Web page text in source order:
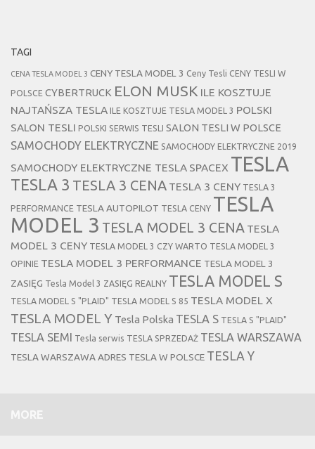
TAGI
CENA TESLA MODEL 3 CENY TESLA MODEL 3 Ceny Tesli CENY TESLI W
POLSCE CYBERTRUCK ELON MUSK ILE KOSZTUJE
NAJTAŃSZA TESLA ILE KOSZTUJE TESLA MODEL 3 POLSKI
SALON TESLI POLSKI SERWIS TESLI SALON TESLI W POLSCE
SAMOCHODY ELEKTRYCZNE SAMOCHODY ELEKTRYCZNE 2019
SAMOCHODY ELEKTRYCZNE TESLA SPACEX TESLA
TESLA 3 TESLA 3 CENA TESLA 3 CENY TESLA 3
PERFORMANCE TESLA AUTOPILOT TESLA CENY TESLA
MODEL 3 TESLA MODEL 3 CENA TESLA
MODEL 3 CENY TESLA MODEL 3 CZY WARTO TESLA MODEL 3
OPINIE TESLA MODEL 3 PERFORMANCE TESLA MODEL 3
ZASIĘG Tesla Model 3 ZASIĘG REALNY TESLA MODEL S
TESLA MODEL S "PLAID" TESLA MODEL S 85 TESLA MODEL X
TESLA MODEL Y Tesla Polska TESLA S TESLA S "PLAID"
TESLA SEMI Tesla serwis TESLA SPRZEDAŻ TESLA WARSZAWA
TESLA WARSZAWA ADRES TESLA W POLSCE TESLA Y
MORE